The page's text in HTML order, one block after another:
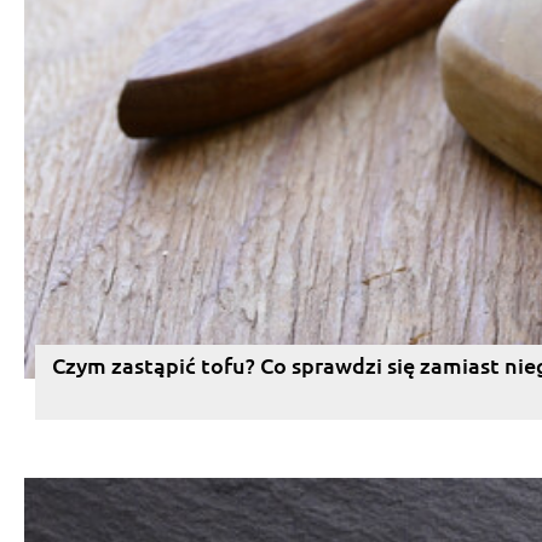
Czym zastąpić tofu? Co sprawdzi się zamiast